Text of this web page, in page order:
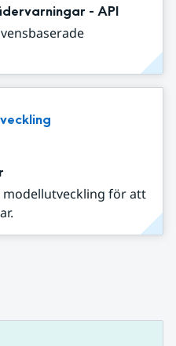
- API
modellutveckling för att